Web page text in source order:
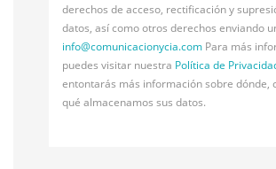
derechos de acceso, rectificación y
datos, así como otros derechos enviando
info@comunicacionycia.com Para más
puedes visitar nuestra Política de
entontarás más información sobre dónde,
qué almacenamos sus datos.